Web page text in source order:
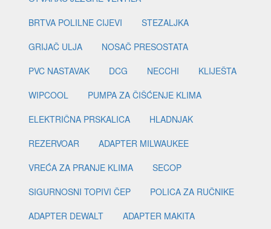
BRTVA POLILNE CIJEVI
STEZALJKA
GRIJAČ ULJA
NOSAČ PRESOSTATA
PVC NASTAVAK
DCG NECCHI
KLIJEŠTA
WIPCOOL
PUMPA ZA ČIŠĆENJE KLIMA
ELEKTRIČNA PRSKALICA
HLADNJAK
REZERVOAR
ADAPTER MILWAUKEE
VREĆA ZA PRANJE KLIMA
SECOP
SIGURNOSNI TOPIVI ČEP
POLICA ZA RUČNIKE
ADAPTER DEWALT
ADAPTER MAKITA